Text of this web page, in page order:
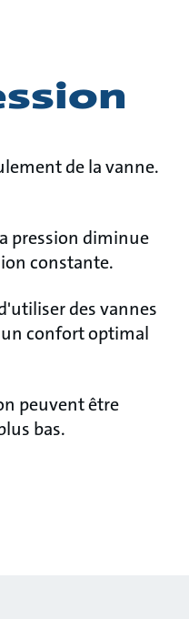
de la vanne.
pression diminue
constante.
des vannes
un confort optimal
peuvent être
bas.